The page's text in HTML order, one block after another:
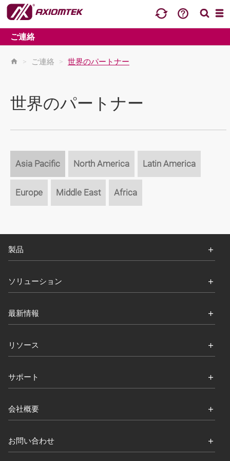
ご連絡
> ご連絡 > 世界のパートナー
世界のパートナー
Asia Pacific North America Latin America
Europe Middle East Africa
製品
ソリューション
最新情報
リソース
サポート
会社概要
お問い合わせ